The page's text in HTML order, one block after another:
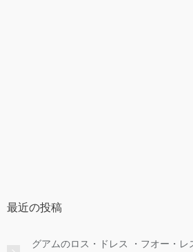
最近の投稿
グアムのロス・ドレス ・フオー・レ